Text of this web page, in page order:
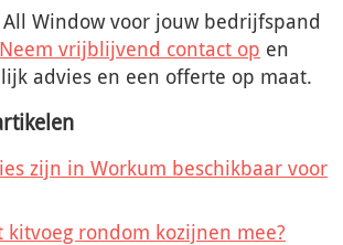
Window voor jouw bedrijfspand
Neem vrijblijvend contact op en
advies en een offerte op maat.
zijn in Workum beschikbaar voor
kitvoeg rondom kozijnen mee?